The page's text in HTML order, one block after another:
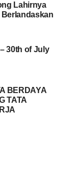
Lahirnya
30th of July
BERDAYA
TATA